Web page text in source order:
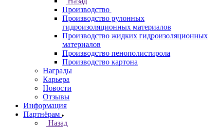
Производство
Производство рулонных
гидроизоляционных материалов
Производство жидких гидроизоляционных
материалов
Производство пенополистирола
Производство картона
Награды
Карьера
Новости
Отзывы
Информация
Партнёрам
Назад